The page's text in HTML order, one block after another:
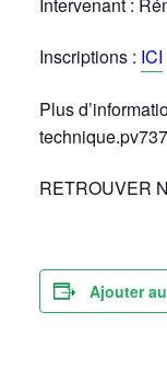
Intervenant :
Inscriptions : ICI
Plus
RETROUVER
Ajouter